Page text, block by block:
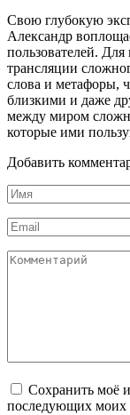
Свою глубокую
Александр
пользователей. Для
трансляции
слова и метафоры,
близкими и даже
между миром
которые ими
Добавить
Имя
*
Email
*
Комментарий
Сохранить моё
последующих моих